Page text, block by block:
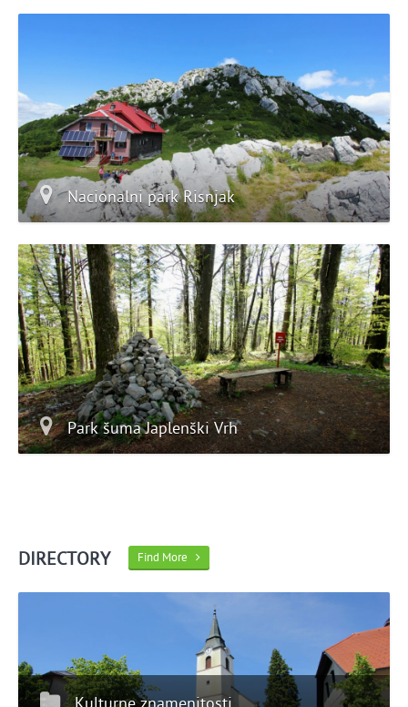
Nacionalni park Risnjak
Park šuma Japlenški Vrh
DIRECTORY Find More